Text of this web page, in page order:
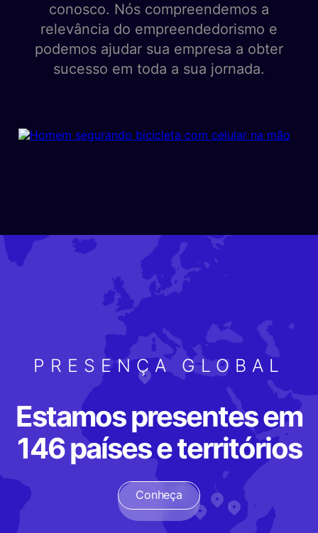
conosco. Nós compreendemos a
relevância do empreendedorismo e
podemos ajudar sua empresa a obter
sucesso em toda a sua jornada.
PRESENÇA GLOBAL
Estamos presentes em
146 países e territórios
Conheça